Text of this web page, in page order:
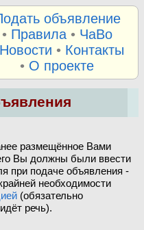
объявление
• Правила• ЧаВо
Новости • Контакты
• О проекте
размещённое Вами
Вы должны были ввести
при подаче объявления -
необходимости
(обязательно
речь).